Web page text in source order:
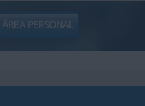
ÁREA PERSONAL